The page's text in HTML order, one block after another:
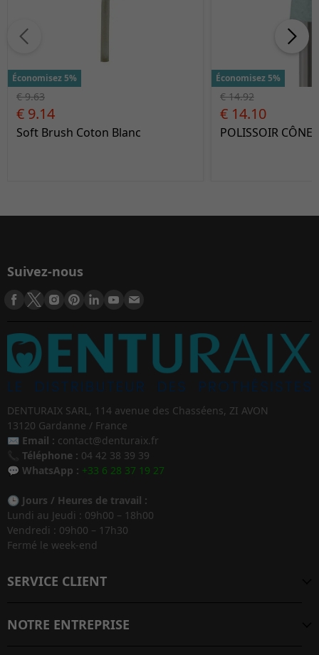
Économisez 5%
€ 9.63
€ 9.14
Soft Brush Coton Blanc
Économisez 5%
€ 14.92
€ 14.10
POLISSOIR CÔNE
Suivez-nous
DENTURAIX SARL, 114 avenue des Chasséens, ZI AVON
13120 Gardanne / France
✉️ Email : contact@denturaix.fr
Téléphone : 04 42 38 39 39
💬 WhatsApp : +33 6 28 37 19 27
🕒 Jours / Heures de travail :
Lundi au Jeudi : 09h00 – 18h00
Vendredi : 09h00 – 17h30
Fermé le week-end
SERVICE CLIENT
NOTRE ENTREPRISE